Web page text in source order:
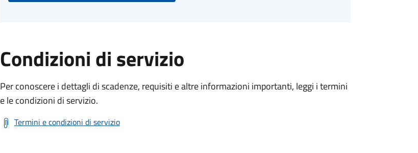
Condizioni di servizio
Per conoscere i dettagli di scadenze, requisiti e altre informazioni importanti, leggi i termini
e le condizioni di servizio.
Termini e condizioni di servizio